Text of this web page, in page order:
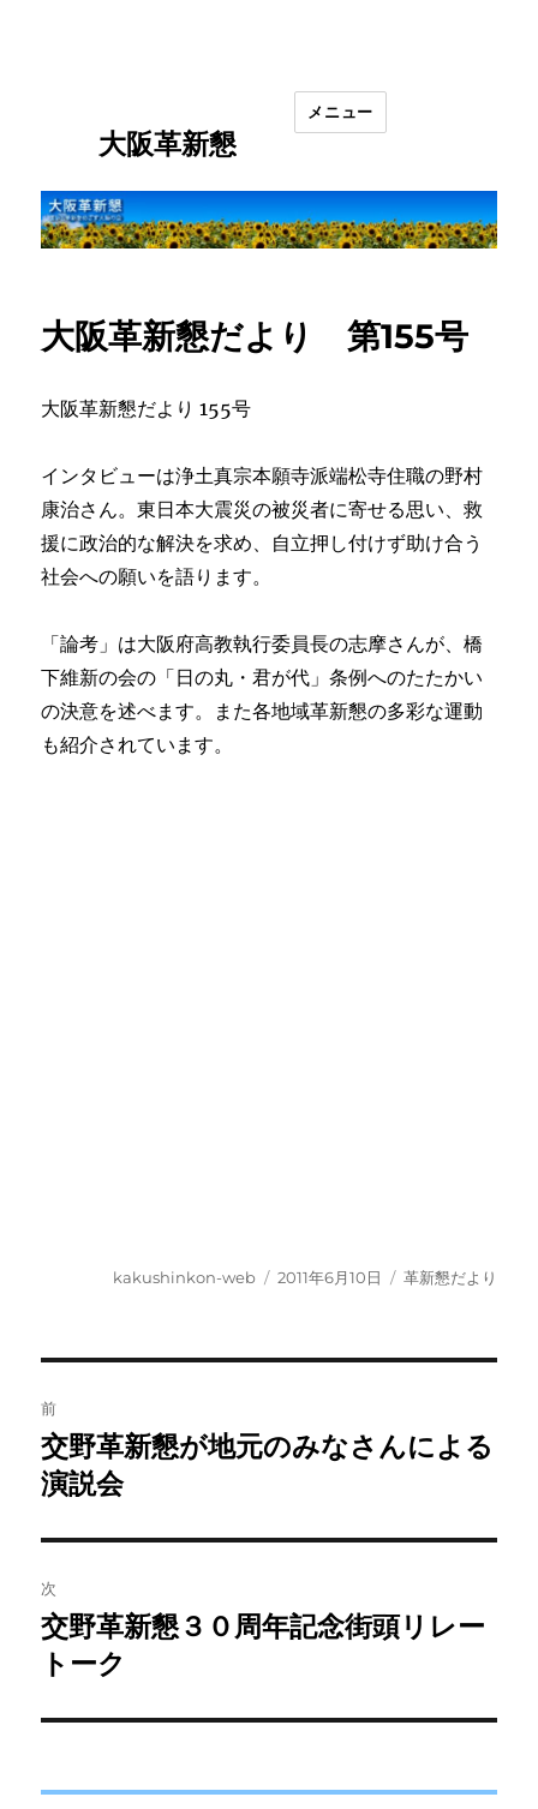
大阪革新懇
メニュー
大阪革新懇だより 第155号
大阪革新懇だより 155号
インタビューは浄土真宗本願寺派端松寺住職の野村
康治さん。東日本大震災の被災者に寄せる思い、救
援に政治的な解決を求め、自立押し付けず助け合う
社会への願いを語ります。
「論考」は大阪府高教執行委員長の志摩さんが、橋
下維新の会の「日の丸・君が代」条例へのたたかい
の決意を述べます。また各地域革新懇の多彩な運動
も紹介されています。
投
kakushinkon-web
投
2011年6月10日
カ
革新懇だより
稿
ナ
ビ
ゲ
ー
シ
ン
前
前
の
稿:
交野革新懇が地元のみなさんによる
演説会
次
次
の
稿:
交野革新懇３０周年記念街頭リレー
トーク